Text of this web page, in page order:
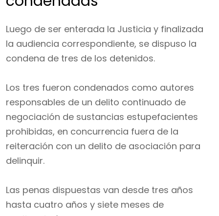
Luego de ser enterada la Justicia y finalizada
la audiencia correspondiente, se dispuso la
condena de tres de los detenidos.
Los tres fueron condenados como autores
responsables de un delito continuado de
negociación de sustancias estupefacientes
prohibidas, en concurrencia fuera de la
reiteración con un delito de asociación para
delinquir.
Las penas dispuestas van desde tres años
hasta cuatro años y siete meses de